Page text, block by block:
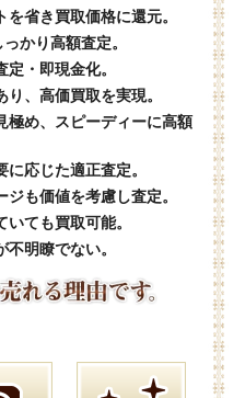
省き買取価格に還元。
かり高額査定。
・即現金化。
、高価買取を実現。
極め、スピーディーに高額
応じた適正査定。
も価値を考慮し査定。
ても買取可能。
明瞭でない。